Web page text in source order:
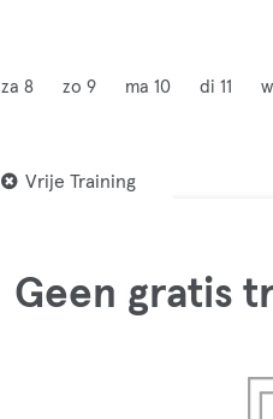
za 8 zo 9 ma 10 di 11
Vrije Training
Geen gratis